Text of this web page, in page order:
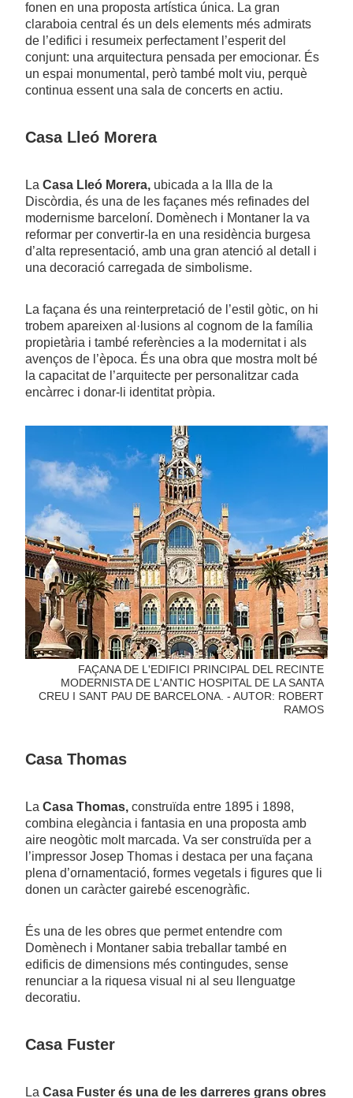
fonen en una proposta artística única. La gran
claraboia central és un dels elements més admirats
de l’edifici i resumeix perfectament l’esperit del
conjunt: una arquitectura pensada per emocionar. És
un espai monumental, però també molt viu, perquè
continua essent una sala de concerts en actiu.
Casa Lleó Morera
La Casa Lleó Morera, ubicada a la Illa de la
Discòrdia, és una de les façanes més refinades del
modernisme barceloní. Domènech i Montaner la va
reformar per convertir-la en una residència burgesa
d’alta representació, amb una gran atenció al detall i
una decoració carregada de simbolisme.
La façana és una reinterpretació de l’estil gòtic, on hi
trobem apareixen al·lusions al cognom de la família
propietària i també referències a la modernitat i als
avenços de l’època. És una obra que mostra molt bé
la capacitat de l’arquitecte per personalitzar cada
encàrrec i donar-li identitat pròpia.
FAÇANA DE L'EDIFICI PRINCIPAL DEL RECINTE
MODERNISTA DE L'ANTIC HOSPITAL DE LA SANTA
CREU I SANT PAU DE BARCELONA. - AUTOR: ROBERT
RAMOS
Casa Thomas
La Casa Thomas, construïda entre 1895 i 1898,
combina elegància i fantasia en una proposta amb
aire neogòtic molt marcada. Va ser construïda per a
l’impressor Josep Thomas i destaca per una façana
plena d’ornamentació, formes vegetals i figures que li
donen un caràcter gairebé escenogràfic.
És una de les obres que permet entendre com
Domènech i Montaner sabia treballar també en
edificis de dimensions més contingudes, sense
renunciar a la riquesa visual ni al seu llenguatge
decoratiu.
Casa Fuster
La Casa Fuster és una de les darreres grans obres